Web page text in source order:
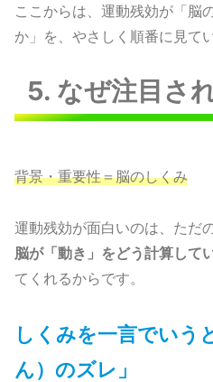
ここからは、運動残効が「脳
か」を、やさしく順番に見て
5. なぜ注目さ
背景・重要性＝脳のしくみ
運動残効が面白いのは、ただ
脳が「動き」をどう計算して
てくれるからです。
しくみを一言でいう
ん）のズレ」